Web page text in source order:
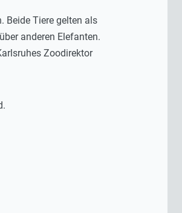
Beide Tiere gelten als
anderen Elefanten.
Zoodirektor